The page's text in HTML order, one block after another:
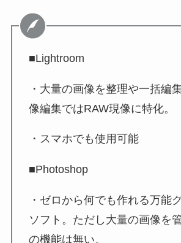
■Lightroom
・大量の画像を整理や一括編
像編集ではRAW現像に特化。
・スマホでも使用可能
■Photoshop
・ゼロから何でも作れる万能
ソフト。ただし大量の画像を
の機能は無い。